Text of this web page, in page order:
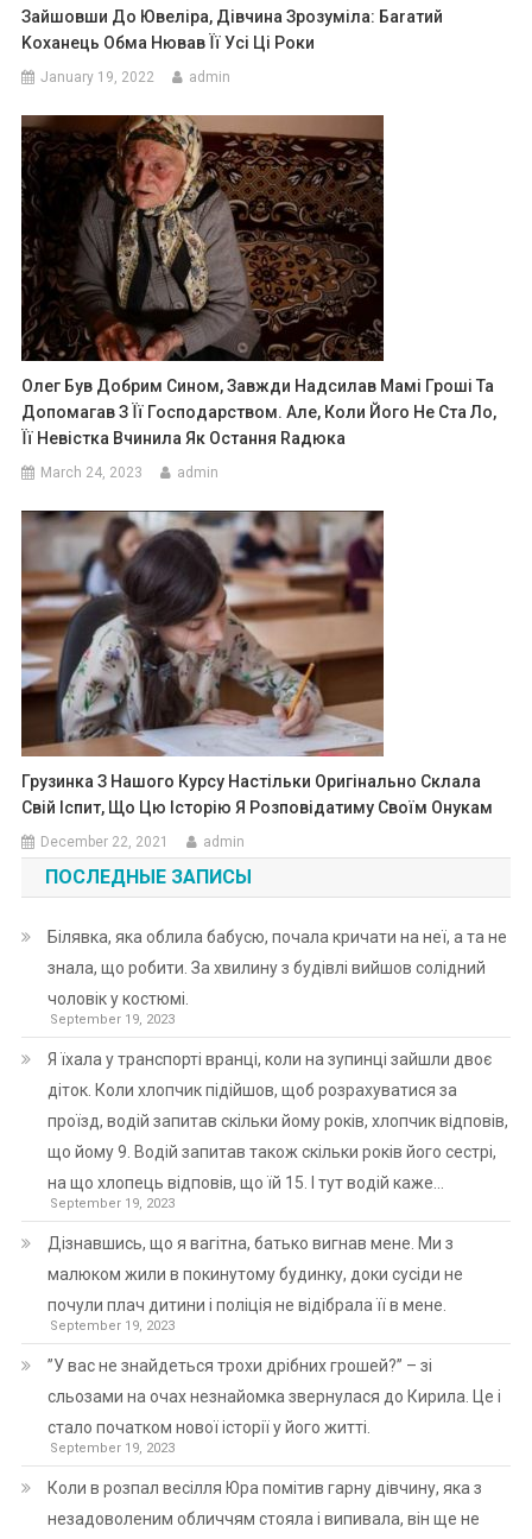
Зайшовши До Ювеліра, Дівчина Зрозуміла: Баrатий
Kоханець Обма Нював Її Усі Ці Роки
January 19, 2022 admin
Олег Був Добрим Сином, Завжди Надсилав Мамі Гроші Та
Допомагав З Її Господарством. Але, Коли Його Не Ста Ло,
Її Невістка Вчинила Як Остання Rадюка
March 24, 2023 admin
Грузинка З Нашого Курсу Настільки Оригінально Склала
Свій Іспит, Що Цю Історію Я Розповідатиму Своїм Онукам
December 22, 2021 admin
ПОСЛЕДНЫЕ ЗАПИСЫ
Білявка, яка облила бабусю, почала кричати на неї, а та не
знала, що робити. За хвилину з будівлі вийшов солідний
чоловік у костюмі.
September 19, 2023
Я їхала у транспорті вранці, коли на зупинці зайшли двоє
діток. Коли хлопчик підійшов, щоб розрахуватися за
проїзд, водій запитав скільки йому років, хлопчик відповів,
що йому 9. Водій запитав також скільки років його сестрі,
на що хлопець відповів, що їй 15. І тут водій каже…
September 19, 2023
Дізнавшись, що я вагітна, батько вигнав мене. Ми з
малюком жили в покинутому будинку, доки сусіди не
почули плач дитини і поліція не відібрала її в мене.
September 19, 2023
”У вас не знайдеться трохи дрібних грошей?” – зі
сльозами на очах незнайомка звернулася до Кирила. Це і
стало початком нової історії у його житті.
September 19, 2023
Коли в розпал весілля Юра помітив гарну дівчину, яка з
незадоволеним обличчям стояла і випивала, він ще не